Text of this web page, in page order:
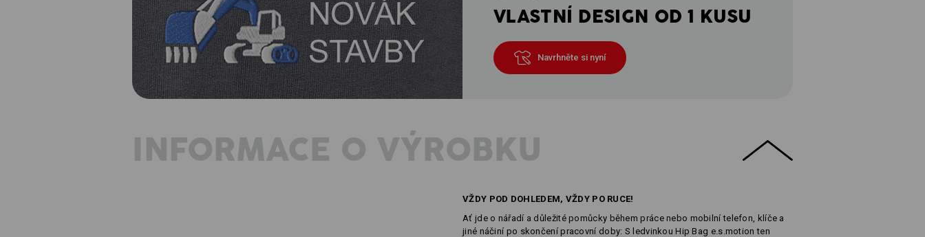
VLASTNÍ DESIGN OD 1 KUSU
Navrhněte si nyní
INFORMACE O VÝROBKU
VŽDY POD DOHLEDEM, VŽDY PO RUCE!
Ať jde o nářadí a důležité pomůcky během práce nebo mobilní telefon, klíče a
jiné náčiní po skončení pracovní doby: S ledvinkou Hip Bag e.s.motion ten